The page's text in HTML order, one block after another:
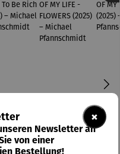
×
Newsletter an
von einer
Bestellung!